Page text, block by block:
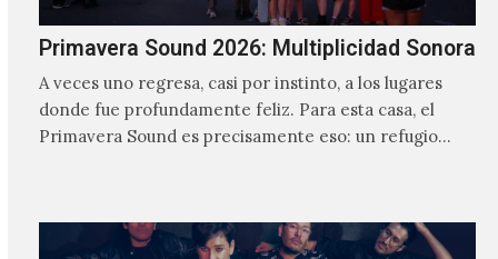
Primavera Sound 2026: Multiplicidad Sonora
A veces uno regresa, casi por instinto, a los lugares
donde fue profundamente feliz. Para esta casa, el
Primavera Sound es precisamente eso: un refugio